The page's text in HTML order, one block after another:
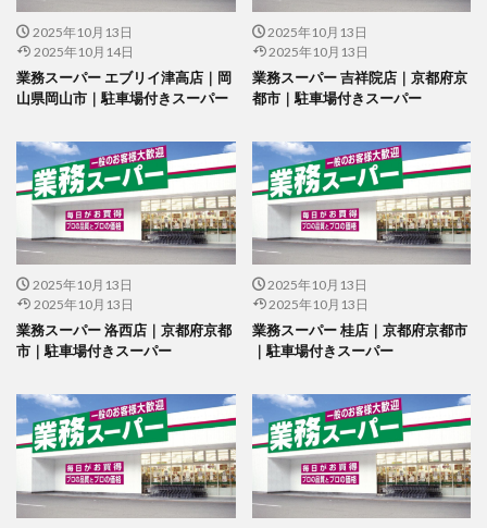
2025年10月13日
2025年10月14日
業務スーパー エブリイ津高店｜岡
山県岡山市｜駐車場付きスーパー
2025年10月13日
2025年10月13日
業務スーパー 吉祥院店｜京都府京
都市｜駐車場付きスーパー
2025年10月13日
2025年10月13日
業務スーパー 洛西店｜京都府京都
市｜駐車場付きスーパー
2025年10月13日
2025年10月13日
業務スーパー 桂店｜京都府京都市
｜駐車場付きスーパー